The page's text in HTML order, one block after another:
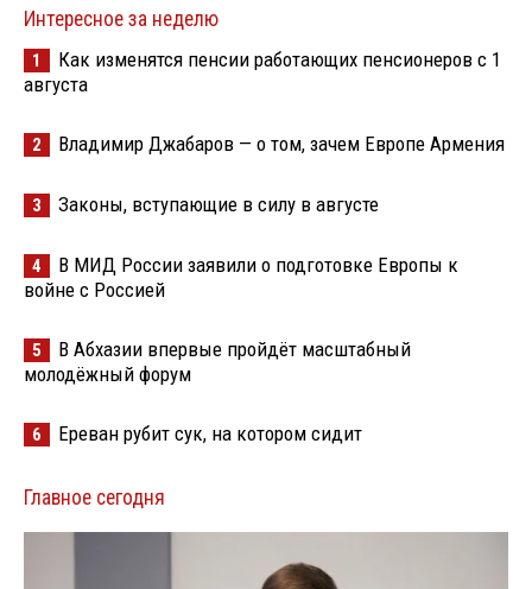
Интересное за неделю
1
Как изменятся пенсии работающих пенсионеров с 1
августа
2 Владимир Джабаров — о том, зачем Европе Армения
3 Законы, вступающие в силу в августе
4
В МИД России заявили о подготовке Европы к
войне с Россией
5
В Абхазии впервые пройдёт масштабный
молодёжный форум
6 Ереван рубит сук, на котором сидит
Главное сегодня